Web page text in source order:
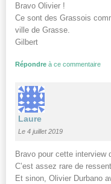
Bravo Olivier !
Ce sont des Grassois
ville de Grasse.
Gilbert
Répondre à ce commentaire
Laure
Le 4 juillet 2019
Bravo pour cette interview
C’est assez rare de
Et sinon, Olivier Durbano